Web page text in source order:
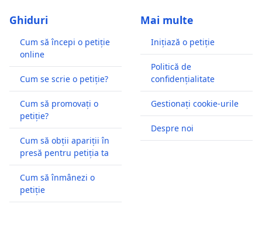
Ghiduri
Cum să începi o petiție
online
Cum se scrie o petiție?
Cum să promovați o
petiție?
Cum să obții apariții în
presă pentru petiția ta
Cum să înmânezi o
petiție
Mai multe
Inițiază o petiție
Politică de
confidențialitate
Gestionați cookie-urile
Despre noi